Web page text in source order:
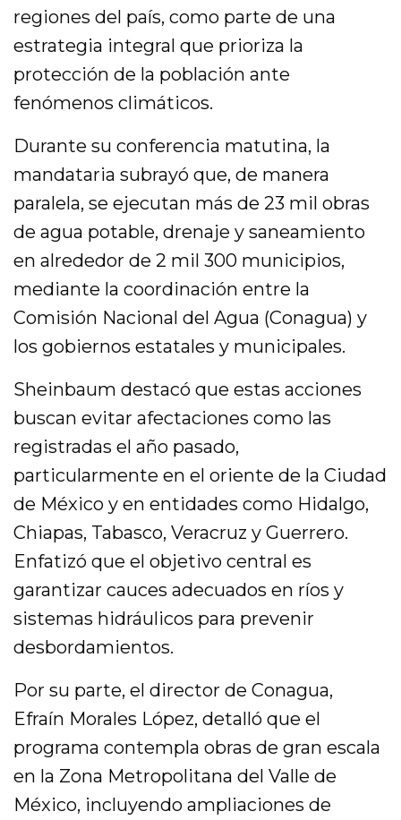
regiones del país, como parte de una
estrategia integral que prioriza la
protección de la población ante
fenómenos climáticos.
Durante su conferencia matutina, la
mandataria subrayó que, de manera
paralela, se ejecutan más de 23 mil obras
de agua potable, drenaje y saneamiento
en alrededor de 2 mil 300 municipios,
mediante la coordinación entre la
Comisión Nacional del Agua (Conagua) y
los gobiernos estatales y municipales.
Sheinbaum destacó que estas acciones
buscan evitar afectaciones como las
registradas el año pasado,
particularmente en el oriente de la Ciudad
de México y en entidades como Hidalgo,
Chiapas, Tabasco, Veracruz y Guerrero.
Enfatizó que el objetivo central es
garantizar cauces adecuados en ríos y
sistemas hidráulicos para prevenir
desbordamientos.
Por su parte, el director de Conagua,
Efraín Morales López, detalló que el
programa contempla obras de gran escala
en la Zona Metropolitana del Valle de
México, incluyendo ampliaciones de